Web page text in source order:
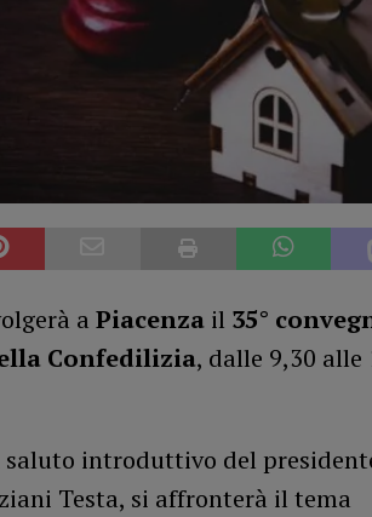
a Piacenzail 35°
Confedilizia, dalle 9,30 alle
saluto introduttivo del
Testa, si affronterà il tema